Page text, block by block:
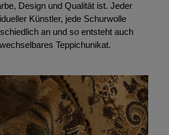
Design und Qualität ist. Jeder
Künstler, jede Schurwolle
an und so entsteht auch
Teppichunikat.